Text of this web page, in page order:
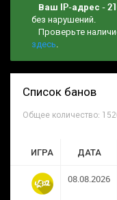
Ваш IP-адрес -
без нарушений.
Проверьте
здесь.
Список банов
Общее количество:
ИГРА ДАТА
08.08.2026